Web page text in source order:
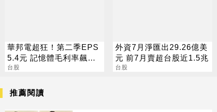
華邦電超狂！第二季EPS
5.4元 記憶體毛利率飆至
70.3%
台股
外資7月淨匯出29.26億美
元 前7月賣超台股近1.5兆
台股
推薦閱讀